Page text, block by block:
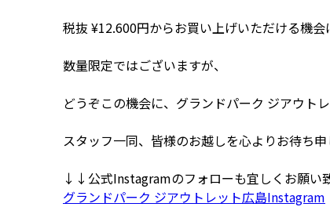
税抜 ¥12.600円からお買い上げいただける機
数量限定ではございますが、
どうぞこの機会に、グランドパーク ジアウト
スタッフ一同、皆様のお越しを心よりお待ち申
↓↓公式Instagramのフォローも宜しくお願い
グランドパーク ジアウトレット広島Instagram